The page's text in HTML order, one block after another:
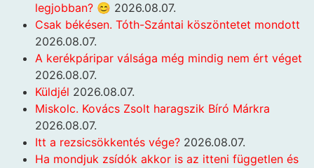
legjobban? 😊 2026.08.07.
Csak békésen. Tóth-Szántai köszöntetet mondott
2026.08.07.
A kerékpáripar válsága még mindig nem ért véget
2026.08.07.
Küldjél 2026.08.07.
Miskolc. Kovács Zsolt haragszik Bíró Márkra
2026.08.07.
Itt a rezsicsökkentés vége? 2026.08.07.
Ha mondjuk zsídók akkor is az itteni független és